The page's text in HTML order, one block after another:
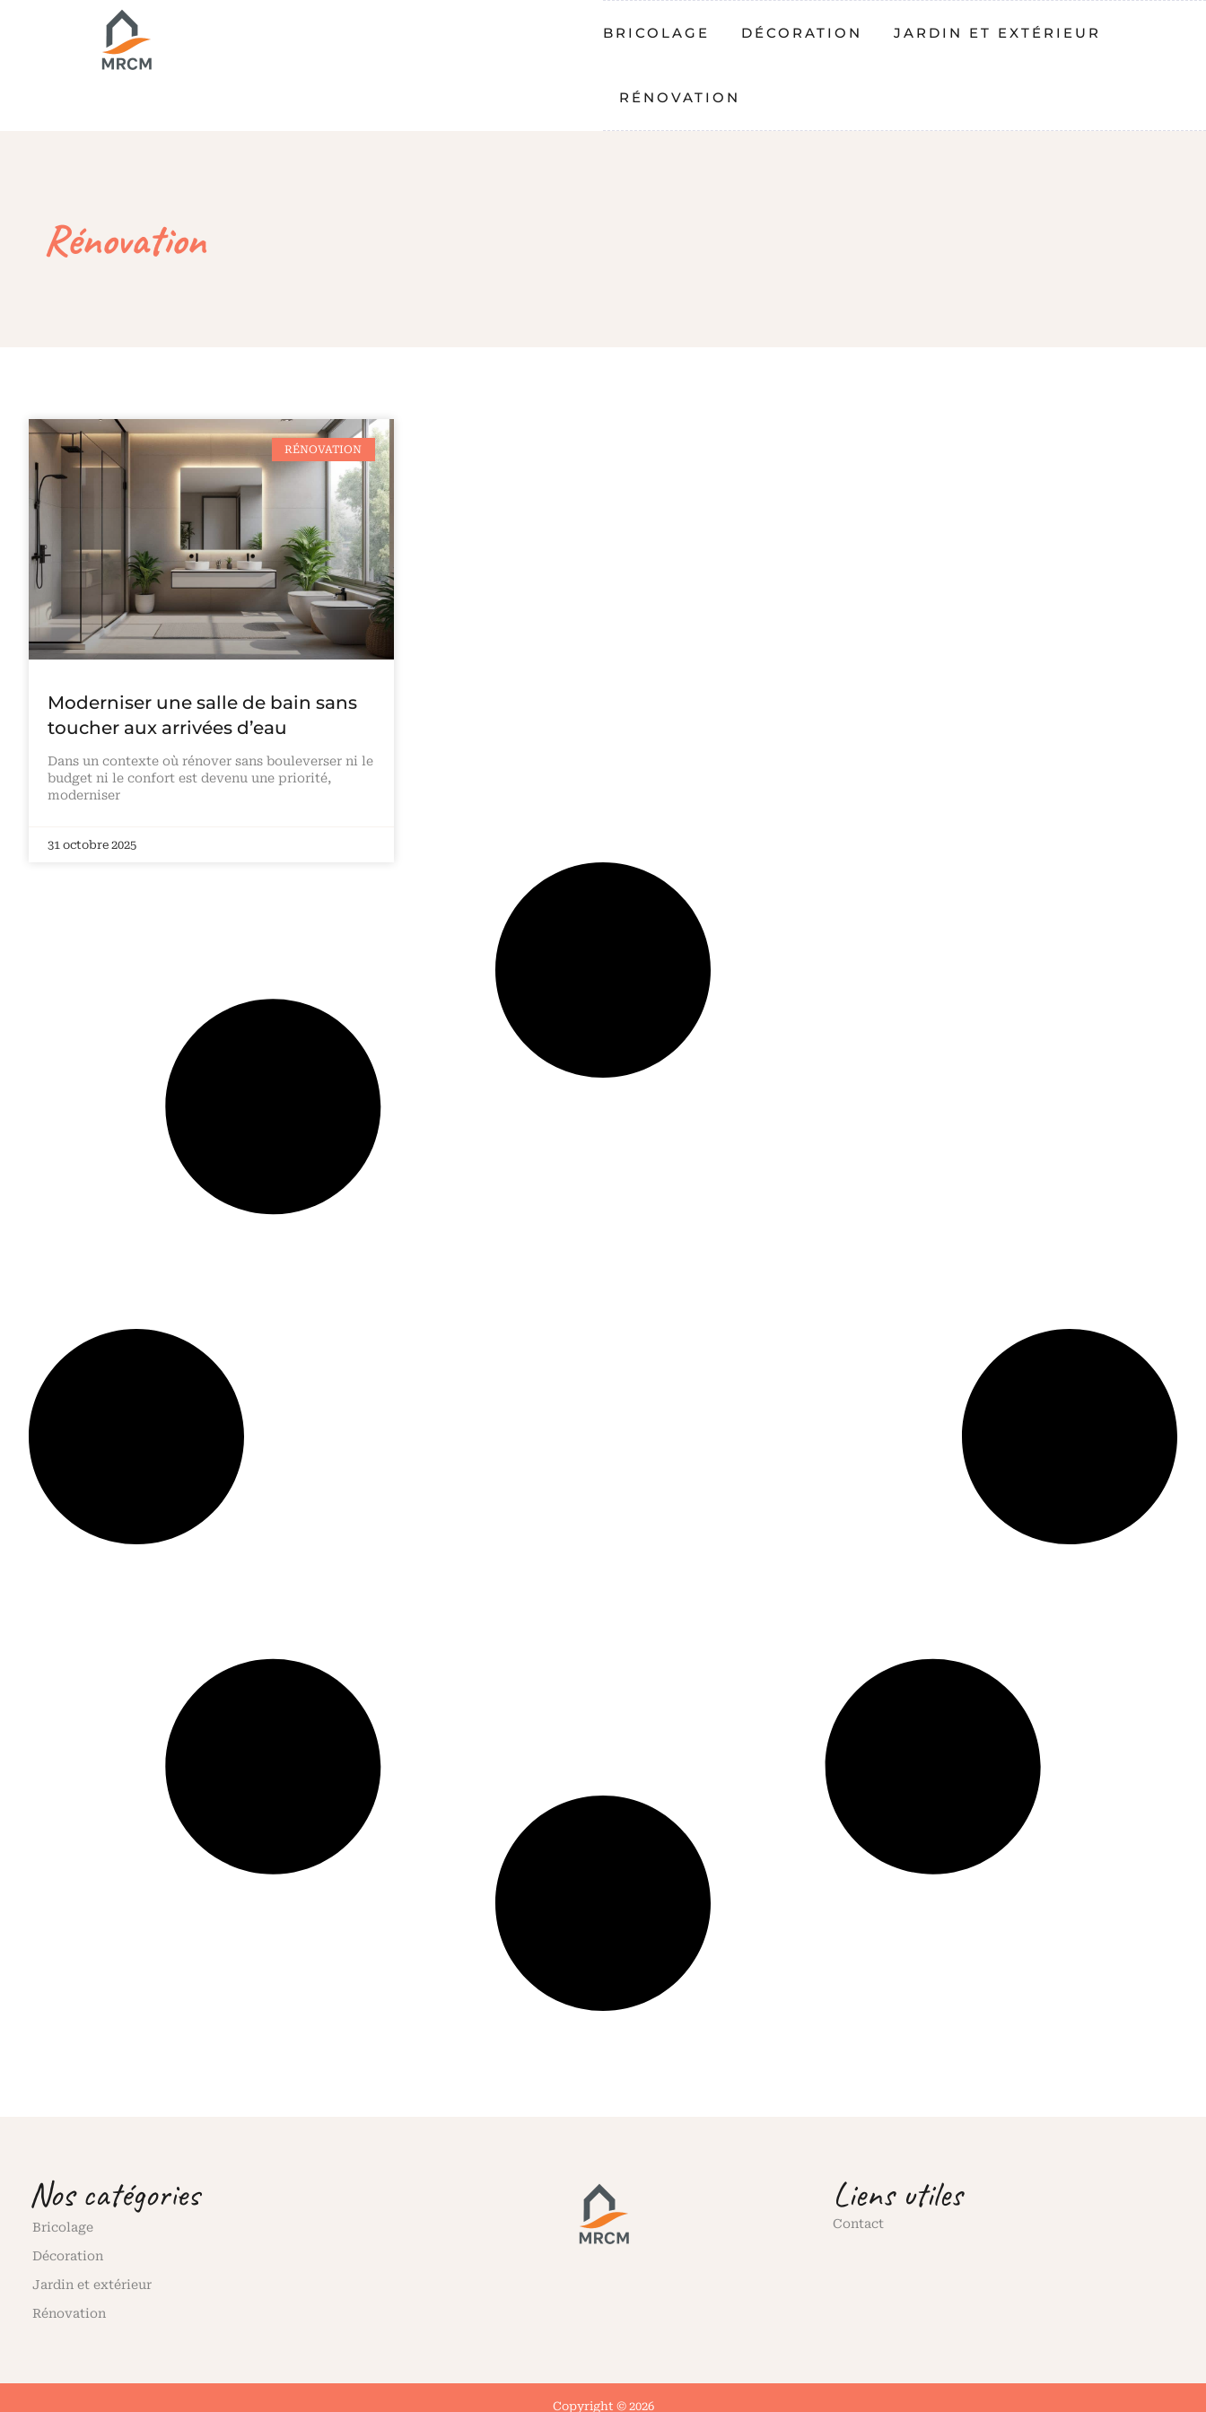
BRICOLAGE DÉCORATION JARDIN ET EXTÉRIEUR
RÉNOVATION
Rénovation
RÉNOVATION
Moderniser une salle de bain sans
toucher aux arrivées d’eau
Dans un contexte où rénover sans bouleverser ni le
budget ni le confort est devenu une priorité,
moderniser
31 octobre 2025
Nos catégories
Bricolage
Décoration
Jardin et extérieur
Rénovation
Liens utiles
Contact
Copyright © 2026